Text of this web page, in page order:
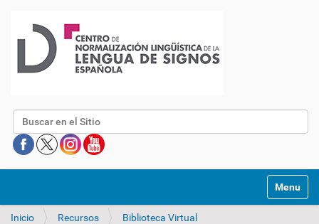
Buscar
Mostrar/
Inicio Recursos
Biblioteca Virtual